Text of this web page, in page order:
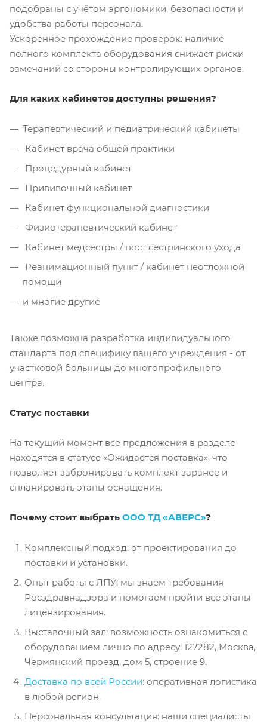
подобраны с учётом эргономики, безопасности и
удобства работы персонала.
Ускоренное прохождение проверок: наличие
полного комплекта оборудования снижает риски
замечаний со стороны контролирующих органов.
Для каких кабинетов доступны решения?
Терапевтический и педиатрический кабинеты
Кабинет врача общей практики
Процедурный кабинет
Прививочный кабинет
Кабинет функциональной диагностики
Физиотерапевтический кабинет
Кабинет медсестры / пост сестринского ухода
Реанимационный пункт / кабинет неотложной
помощи
и многие другие
Также возможна разработка индивидуального
стандарта под специфику вашего учреждения - от
участковой больницы до многопрофильного
центра.
Статус поставки
На текущий момент все предложения в разделе
находятся в статусе «Ожидается поставка», что
позволяет забронировать комплект заранее и
спланировать этапы оснащения.
Почему стоит выбрать ООО ТД «АВЕРС»?
Комплексный подход: от проектирования до
поставки и установки.
Опыт работы с ЛПУ: мы знаем требования
Росздравнадзора и помогаем пройти все этапы
лицензирования.
Выставочный зал: возможность ознакомиться с
оборудованием лично по адресу: 127282, Москва,
Чермянский проезд, дом 5, строение 9.
Доставка по всей России: оперативная логистика
в любой регион.
Персональная консультация: наши специалисты